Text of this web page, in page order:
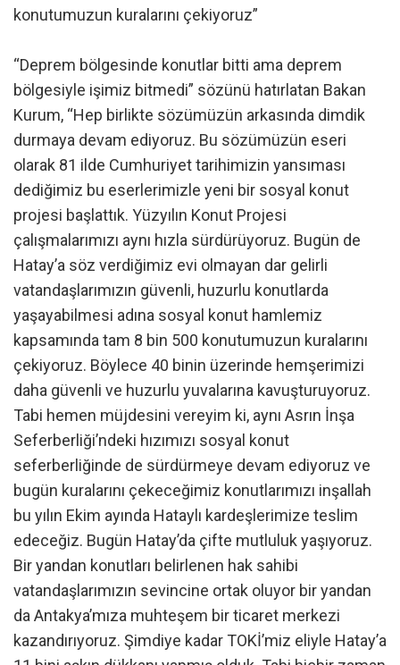
konutumuzun kuralarını çekiyoruz”
“Deprem bölgesinde konutlar bitti ama deprem
bölgesiyle işimiz bitmedi” sözünü hatırlatan Bakan
Kurum, “Hep birlikte sözümüzün arkasında dimdik
durmaya devam ediyoruz. Bu sözümüzün eseri
olarak 81 ilde Cumhuriyet tarihimizin yansıması
dediğimiz bu eserlerimizle yeni bir sosyal konut
projesi başlattık. Yüzyılın Konut Projesi
çalışmalarımızı aynı hızla sürdürüyoruz. Bugün de
Hatay’a söz verdiğimiz evi olmayan dar gelirli
vatandaşlarımızın güvenli, huzurlu konutlarda
yaşayabilmesi adına sosyal konut hamlemiz
kapsamında tam 8 bin 500 konutumuzun kuralarını
çekiyoruz. Böylece 40 binin üzerinde hemşerimizi
daha güvenli ve huzurlu yuvalarına kavuşturuyoruz.
Tabi hemen müjdesini vereyim ki, aynı Asrın İnşa
Seferberliği’ndeki hızımızı sosyal konut
seferberliğinde de sürdürmeye devam ediyoruz ve
bugün kuralarını çekeceğimiz konutlarımızı inşallah
bu yılın Ekim ayında Hataylı kardeşlerimize teslim
edeceğiz. Bugün Hatay’da çifte mutluluk yaşıyoruz.
Bir yandan konutları belirlenen hak sahibi
vatandaşlarımızın sevincine ortak oluyor bir yandan
da Antakya’mıza muhteşem bir ticaret merkezi
kazandırıyoruz. Şimdiye kadar TOKİ’miz eliyle Hatay’a